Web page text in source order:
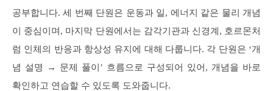
공부합니다. 세 번째 단원은 운동과 일, 에너지 같은 물리 개념
이 중심이며, 마지막 단원에서는 감각기관과 신경계, 호르몬처
럼 인체의 반응과 항상성 유지에 대해 다룹니다. 각 단원은 ‘개
념 설명 → 문제 풀이’ 흐름으로 구성되어 있어, 개념을 바로
확인하고 연습할 수 있도록 도와줍니다.